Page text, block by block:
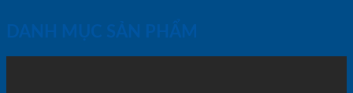
DANH MỤC SẢN PHẨM